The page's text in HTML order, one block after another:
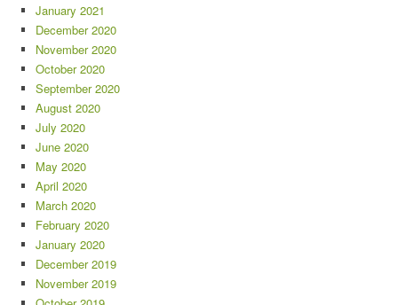
January 2021
December 2020
November 2020
October 2020
September 2020
August 2020
July 2020
June 2020
May 2020
April 2020
March 2020
February 2020
January 2020
December 2019
November 2019